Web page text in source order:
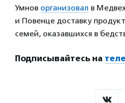
Умнов организовал в
и Повенце доставку
семей, оказавшихся в
Подписывайтесь на